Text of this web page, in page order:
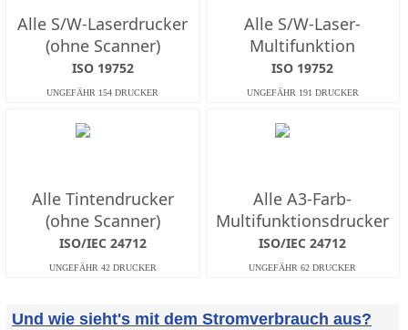
Alle S/W-Laserdrucker
(ohne Scanner)
ISO 19752
Alle S/W-Laser-
Multifunktion
ISO 19752
Alle Tintendrucker
(ohne Scanner)
ISO/IEC 24712
Alle A3-Farb-
Multifunktionsdrucker
ISO/IEC 24712
Und wie sieht's mit dem Stromverbrauch aus?